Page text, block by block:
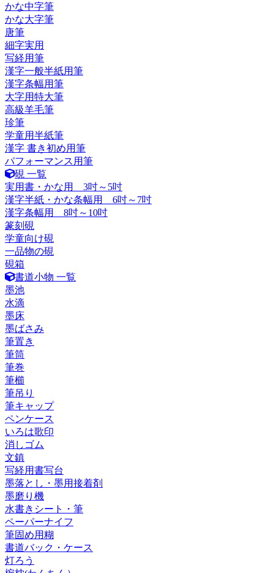
かな中字筆
かな大字筆
唐筆
細字実用
写経用筆
漢字一般半紙用筆
漢字条幅用筆
大字用特大筆
高級羊毛筆
珍筆
学童用半紙筆
漢字 書き初め用筆
パフォーマンス用筆
硯 一覧
実用書・かな用 3吋～5吋
漢字半紙・かな条幅用 6吋～7吋
漢字条幅用 8吋～10吋
篆刻硯
学童向け硯
一品物の硯
硯箱
書道小物 一覧
墨池
水滴
墨床
墨ばさみ
筆置き
筆筒
筆巻
筆櫛
筆吊り
筆キャップ
ペンケース
いろは歌印
消しゴム
文鎮
写経用書写台
墨落とし・墨用接着剤
墨磨り機
水書きシート・筆
ペーパーナイフ
筆固め用糊
書道バック・ケース
灯ろう